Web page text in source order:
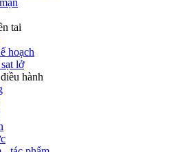
tai
hoạch
lở
hành